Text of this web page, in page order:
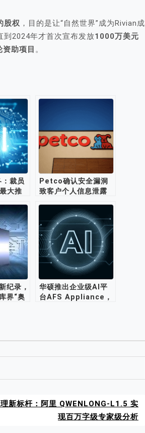
股权 ，目的是让“自然世界”成为Rivian成
到2024年才首次宣布发放1000万美元
助项目 。
裁员
大推
Petco确认安全漏洞
致客户个人信息泄露
纪录，
界“奥
华硕推出企业级AI平
台AFS Appliance，
新标杆：阿里 QWENLONG-L1.5 实
现百万字级专家级分析